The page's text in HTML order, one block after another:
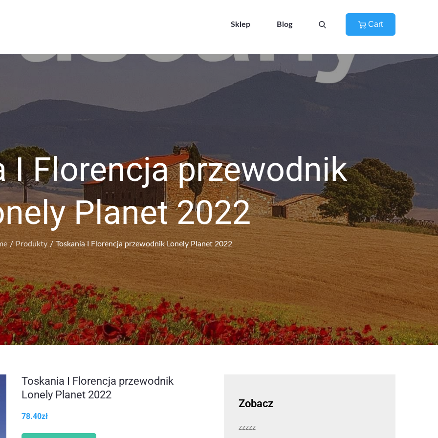
Sklep Blog Cart
I Florencja przewodnik
Planet 2022
Produkty Toskania I Florencja przewodnik Lonely Planet 2022
Toskania I Florencja przewodnik
Lonely Planet 2022
78.40zł
Zobacz
zzzzz